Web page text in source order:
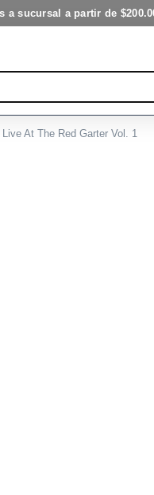
sucursal a partir de
At The Red Garter Vol. 1